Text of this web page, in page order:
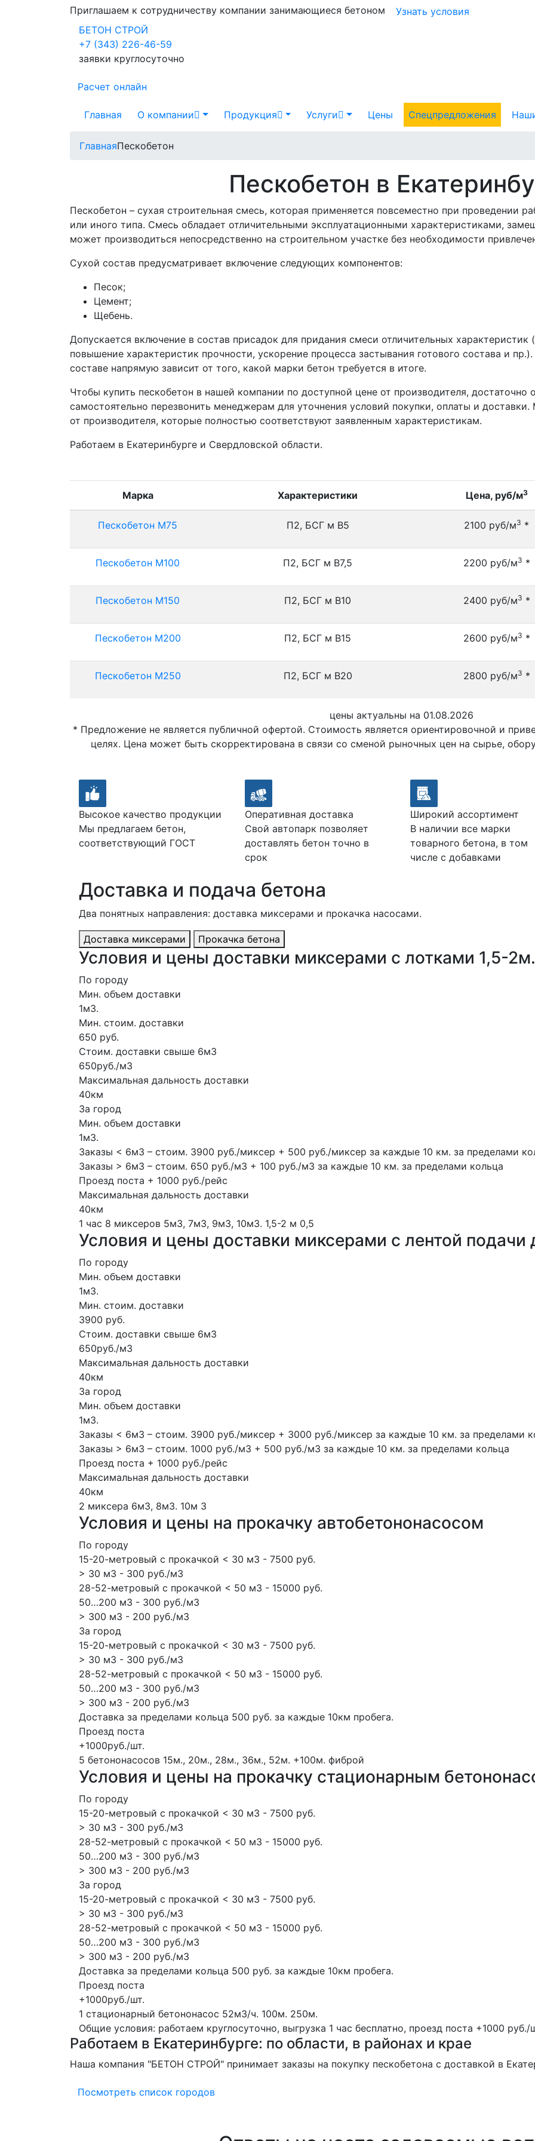
Приглашаем к сотрудничеству компании занимающиеся бетоном
Узнать условия
БЕТОН СТРОЙ
+7 (343) 226-46-59
заявки круглосуточно
Расчет онлайн
Главная О компании Продукция Услуги Цены Спецпредложения
ГлавнаяПескобетон
Пескобетон в
Пескобетон – сухая строительная смесь, которая применяется повсеместно при проведении
или иного типа. Смесь обладает отличительными эксплуатационными характеристиками,
может производиться непосредственно на строительном участке без необходимости
Сухой состав предусматривает включение следующих компонентов:
Песок;
Цемент;
Щебень.
Допускается включение в состав присадок для придания смеси отличительных
повышение характеристик прочности, ускорение процесса застывания готового состава и
составе напрямую зависит от того, какой марки бетон требуется в итоге.
Чтобы купить пескобетон в нашей компании по доступной цене от производителя, достаточно
самостоятельно перезвонить менеджерам для уточнения условий покупки, оплаты и
от производителя, которые полностью соответствуют заявленным характеристикам.
Работаем в Екатеринбурге и Свердловской области.
Марка Характеристики Цена, руб/м3
Пескобетон М75 П2, БСГ м В5 2100 руб/м3 *
Пескобетон М100 П2, БСГ м В7,5 2200 руб/м3 *
Пескобетон М150 П2, БСГ м В10 2400 руб/м3 *
Пескобетон М200 П2, БСГ м В15 2600 руб/м3 *
Пескобетон М250 П2, БСГ м В20 2800 руб/м3 *
цены актуальны на 01.08.2026
* Предложение не является публичной офертой. Стоимость является ориентировочной и
целях. Цена может быть скорректирована в связи со сменой рыночных цен на сырье,
Высокое качество продукции
Мы предлагаем бетон,
соответствующий ГОСТ
Оперативная доставка
Свой автопарк позволяет
доставлять бетон точно в
срок
Широкий ассортимент
В наличии все марки
товарного бетона, в том
числе с добавками
Доставка и подача бетона
Два понятных направления: доставка миксерами и прокачка насосами.
Доставка миксерами Прокачка бетона
Условия и цены доставки миксерами с лотками 1,5-2м.
По городу
Мин. объем доставки
1м3.
Мин. стоим. доставки
650 руб.
Стоим. доставки свыше 6м3
650руб./м3
Максимальная дальность доставки
40км
За город
Мин. объем доставки
1м3.
Заказы < 6м3 – стоим. 3900 руб./миксер + 500 руб./миксер за каждые 10 км. за пределами
Заказы > 6м3 – стоим. 650 руб./м3 + 100 руб./м3 за каждые 10 км. за пределами кольца
Проезд поста + 1000 руб./рейс
Максимальная дальность доставки
40км
1 час 8 миксеров 5м3, 7м3, 9м3, 10м3. 1,5-2 м 0,5
Условия и цены доставки миксерами с лентой подачи
По городу
Мин. объем доставки
1м3.
Мин. стоим. доставки
3900 руб.
Стоим. доставки свыше 6м3
650руб./м3
Максимальная дальность доставки
40км
За город
Мин. объем доставки
1м3.
Заказы < 6м3 – стоим. 3900 руб./миксер + 3000 руб./миксер за каждые 10 км. за пределами
Заказы > 6м3 – стоим. 1000 руб./м3 + 500 руб./м3 за каждые 10 км. за пределами кольца
Проезд поста + 1000 руб./рейс
Максимальная дальность доставки
40км
2 миксера 6м3, 8м3. 10м 3
Условия и цены на прокачку автобетононасосом
По городу
15-20-метровый с прокачкой < 30 м3 - 7500 руб.
> 30 м3 - 300 руб./м3
28-52-метровый с прокачкой < 50 м3 - 15000 руб.
50…200 м3 - 300 руб./м3
> 300 м3 - 200 руб./м3
За город
15-20-метровый с прокачкой < 30 м3 - 7500 руб.
> 30 м3 - 300 руб./м3
28-52-метровый с прокачкой < 50 м3 - 15000 руб.
50…200 м3 - 300 руб./м3
> 300 м3 - 200 руб./м3
Доставка за пределами кольца 500 руб. за каждые 10км пробега.
Проезд поста
+1000руб./шт.
5 бетононасосов 15м., 20м., 28м., 36м., 52м. +100м. фиброй
Условия и цены на прокачку стационарным
По городу
15-20-метровый с прокачкой < 30 м3 - 7500 руб.
> 30 м3 - 300 руб./м3
28-52-метровый с прокачкой < 50 м3 - 15000 руб.
50…200 м3 - 300 руб./м3
> 300 м3 - 200 руб./м3
За город
15-20-метровый с прокачкой < 30 м3 - 7500 руб.
> 30 м3 - 300 руб./м3
28-52-метровый с прокачкой < 50 м3 - 15000 руб.
50…200 м3 - 300 руб./м3
> 300 м3 - 200 руб./м3
Доставка за пределами кольца 500 руб. за каждые 10км пробега.
Проезд поста
+1000руб./шт.
1 стационарный бетононасос 52м3/ч. 100м. 250м.
Общие условия: работаем круглосуточно, выгрузка 1 час бесплатно, проезд поста +1000 руб./
Работаем в Екатеринбурге: по области, в районах и крае
Наша компания "БЕТОН СТРОЙ" принимает заказы на покупку пескобетона с доставкой в
Посмотреть список городов